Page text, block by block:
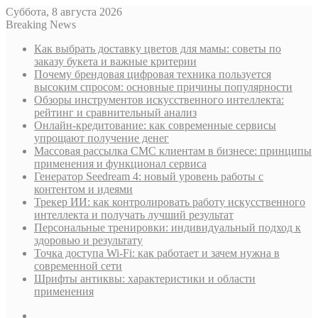
Суббота, 8 августа 2026
Breaking News
Как выбрать доставку цветов для мамы: советы по
заказу букета и важные критерии
Почему брендовая цифровая техника пользуется
высоким спросом: основные причины популярности
Обзоры инструментов искусственного интеллекта:
рейтинг и сравнительный анализ
Онлайн-кредитование: как современные сервисы
упрощают получение денег
Массовая рассылка СМС клиентам в бизнесе: принципы
применения и функционал сервиса
Генератор Seedream 4: новый уровень работы с
контентом и идеями
Трекер ИИ: как контролировать работу искусственного
интеллекта и получать лучший результат
Персональные тренировки: индивидуальный подход к
здоровью и результату
Точка доступа Wi-Fi: как работает и зачем нужна в
современной сети
Шрифты антиквы: характеристики и области
применения